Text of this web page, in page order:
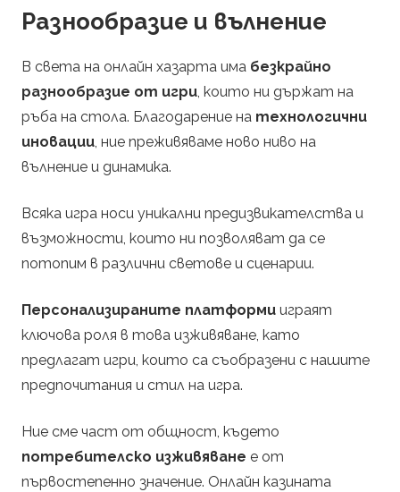
Разнообразие и вълнение
В света на онлайн хазарта има безкрайно
разнообразие от игри, които ни държат на
ръба на стола. Благодарение на технологични
иновации, ние преживяваме ново ниво на
вълнение и динамика.
Всяка игра носи уникални предизвикателства и
възможности, които ни позволяват да се
потопим в различни светове и сценарии.
Персонализираните платформи играят
ключова роля в това изживяване, като
предлагат игри, които са съобразени с нашите
предпочитания и стил на игра.
Ние сме част от общност, където
потребителско изживяване е от
първостепенно значение. Онлайн казината